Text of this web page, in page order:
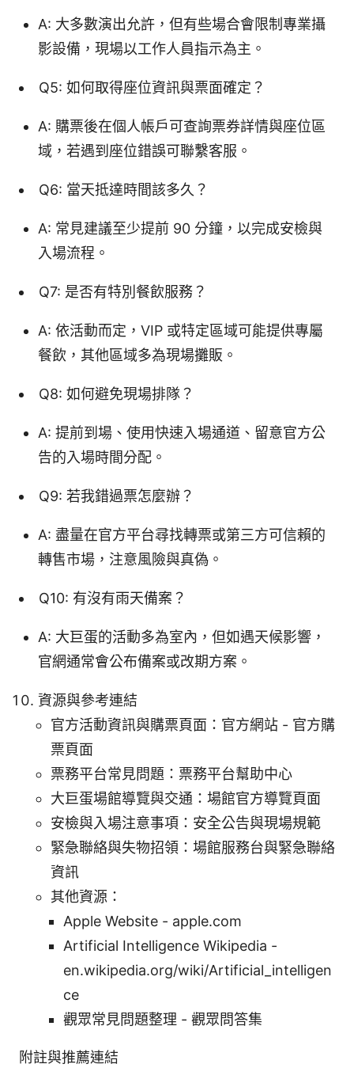
A: 大多數演出允許，但有些場合會限制專業攝
影設備，現場以工作人員指示為主。
Q5: 如何取得座位資訊與票面確定？
A: 購票後在個人帳戶可查詢票券詳情與座位區
域，若遇到座位錯誤可聯繫客服。
Q6: 當天抵達時間該多久？
A: 常見建議至少提前 90 分鐘，以完成安檢與
入場流程。
Q7: 是否有特別餐飲服務？
A: 依活動而定，VIP 或特定區域可能提供專屬
餐飲，其他區域多為現場攤販。
Q8: 如何避免現場排隊？
A: 提前到場、使用快速入場通道、留意官方公
告的入場時間分配。
Q9: 若我錯過票怎麼辦？
A: 盡量在官方平台尋找轉票或第三方可信賴的
轉售市場，注意風險與真偽。
Q10: 有沒有雨天備案？
A: 大巨蛋的活動多為室內，但如遇天候影響，
官網通常會公布備案或改期方案。
資源與參考連結
官方活動資訊與購票頁面：官方網站 - 官方購
票頁面
票務平台常見問題：票務平台幫助中心
大巨蛋場館導覽與交通：場館官方導覽頁面
安檢與入場注意事項：安全公告與現場規範
緊急聯絡與失物招領：場館服務台與緊急聯絡
資訊
其他資源：
Apple Website - apple.com
Artificial Intelligence Wikipedia -
en.wikipedia.org/wiki/Artificial_intelligen
ce
觀眾常見問題整理 - 觀眾問答集
附註與推薦連結